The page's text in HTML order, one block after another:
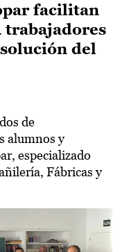
facilitan
trabajadores
del
de
alumnos y
especializado
Fábricas y